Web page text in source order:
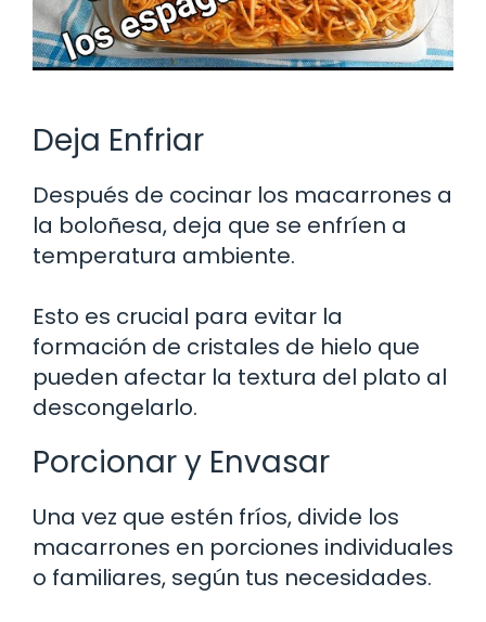
Deja Enfriar
Después de cocinar los macarrones a
la boloñesa, deja que se enfríen a
temperatura ambiente.
Esto es crucial para evitar la
formación de cristales de hielo que
pueden afectar la textura del plato al
descongelarlo.
Porcionar y Envasar
Una vez que estén fríos, divide los
macarrones en porciones individuales
o familiares, según tus necesidades.